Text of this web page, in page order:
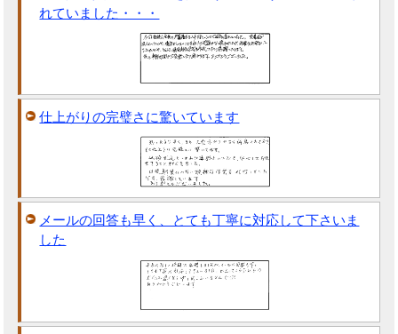
れていました・・・
仕上がりの完璧さに驚いています
メールの回答も早く、とても丁寧に対応して下さいま
した